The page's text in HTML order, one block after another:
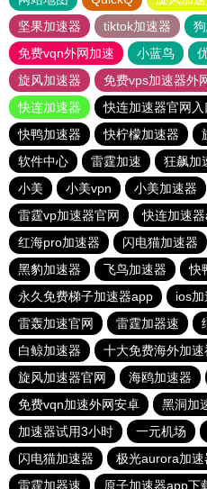
坚果加速器
tiktok加速器
免费vqn外网加速
小蓝鸟
旋风加速器
免费vps加速器外
快连加速器
快连加速器官网入
快鸭加速器
快柠檬加速器
软件中心
雷霆加速 狂飙加
小美
小美vpn 小美加速器
雷霆vp加速器官网
快连加速
红海pro加速器
闪电猫加速器
黑豹加速器
飞鸟加速器
快
永久免费梯子加速器app
ios加
雷轰加速官网
雷霆加器速
白鲸加速器
十大免费海外加速
旋风加速器官网
海鸥加速器
免费vqn加速外网安卓
黑洞加
加速器试用3小时
一元机场
闪电猫加速器
极光aurora加速
雷霆加器速
原子加速器app下